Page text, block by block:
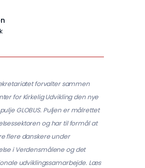
forvalter sammen
for Kirkelig Udvikling den nye
GLOBUS. Puljen er målrettet
og har til formål at
flere danskere under
i Verdensmålene og det
udviklingssamarbejde. Læs